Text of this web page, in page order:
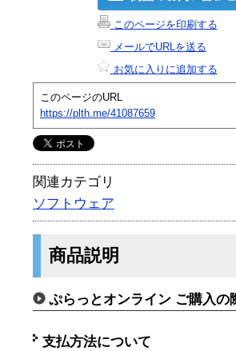
このページを印刷する
メールでURLを送る
お気に入りに追加する
このページのURL
https://plth.me/41087659
関連カテゴリ
ソフトウェア
商品説明
ぷらっとオンライン ご購入の
支払方法について